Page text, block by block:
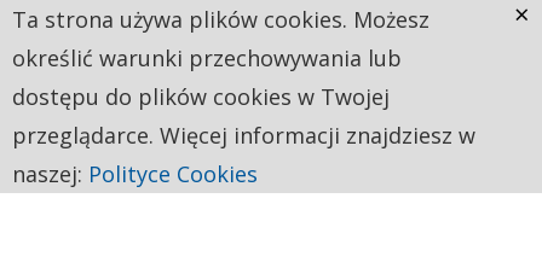
Ta strona używa plików cookies. Możesz
określić warunki przechowywania lub
dostępu do plików cookies w Twojej
przeglądarce. Więcej informacji znajdziesz w
naszej: Polityce Cookies
×